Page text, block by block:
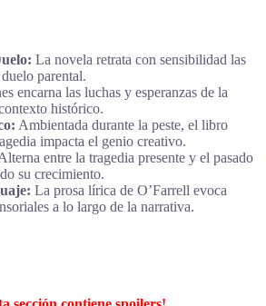
La novela retrata con sensibilidad las
parental.
encarna las luchas y esperanzas de la
histórico.
Ambientada durante la peste, el libro
impacta el genio creativo.
entre la tragedia presente y el pasado
su crecimiento.
La prosa lírica de O’Farrell evoca
a lo largo de la narrativa.